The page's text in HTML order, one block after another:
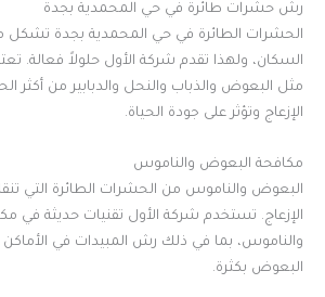
رش حشرات طائرة في حي المحمدية بجدة
الحشرات الطائرة في حي المحمدية بجدة تشكل
السكان، ولهذا تقدم شركة الأول حلولاً فعالة.
مثل البعوض والذباب والنحل والدبابير من أكثر
الإزعاج وتؤثر على جودة الحياة.
مكافحة البعوض والناموس
البعوض والناموس من الحشرات الطائرة التي
الإزعاج. تستخدم شركة الأول تقنيات حديثة في
والناموس، بما في ذلك رش المبيدات في الأماكن
البعوض بكثرة.